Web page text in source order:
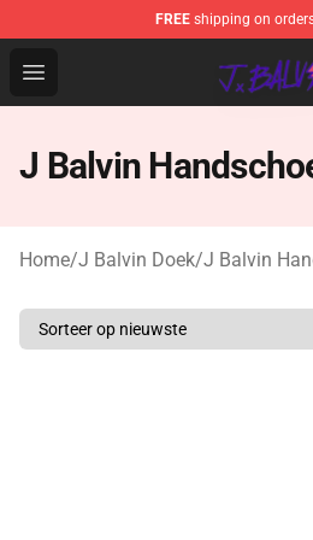
FREE shipping on
Open menu
J Balvin Store - Official J
J Balvin
Home/J Balvin Doek/J Balvin